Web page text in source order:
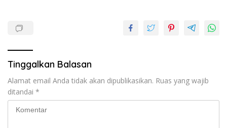
Tinggalkan Balasan
Alamat email Anda tidak akan dipublikasikan. Ruas yang wajib
ditandai *